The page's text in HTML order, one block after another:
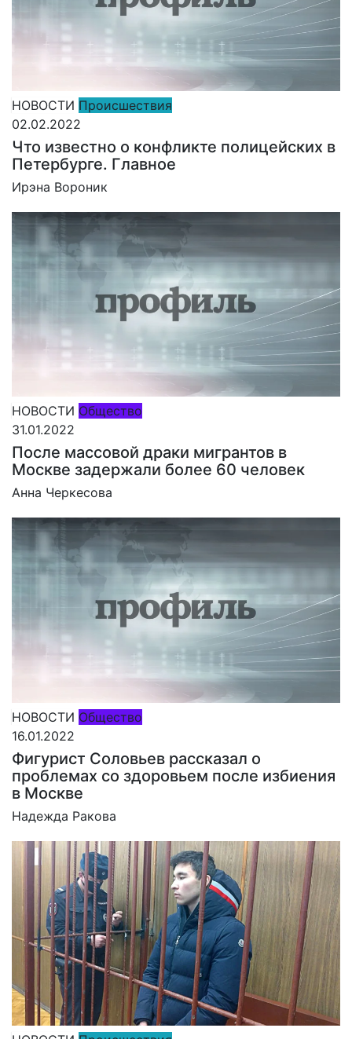
НОВОСТИ Происшествия
02.02.2022
Что известно о конфликте полицейских в
Петербурге. Главное
Ирэна Вороник
НОВОСТИ Общество
31.01.2022
После массовой драки мигрантов в
Москве задержали более 60 человек
Анна Черкесова
НОВОСТИ Общество
16.01.2022
Фигурист Соловьев рассказал о
проблемах со здоровьем после избиения
в Москве
Надежда Ракова